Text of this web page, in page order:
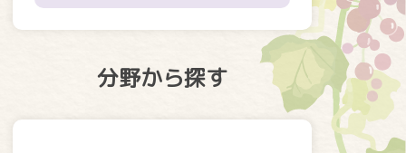
分野から探す